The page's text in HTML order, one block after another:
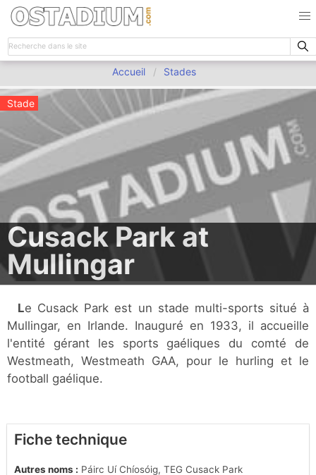
Accueil Stades
Stade
Cusack Park at
Mullingar
Le Cusack Park est un stade multi-sports situé à
Mullingar, en Irlande. Inauguré en 1933, il accueille
l'entité gérant les sports gaéliques du comté de
Westmeath, Westmeath GAA, pour le hurling et le
football gaélique.
Fiche technique
Autres noms : Páirc Uí Chíosóig, TEG Cusack Park